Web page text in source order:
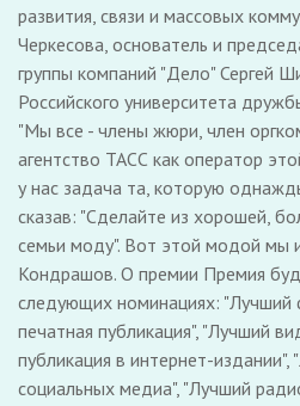
развития, связи и массовых
Черкесова, основатель и
группы компаний "Дело" Сергей
Российского университета
"Мы все - члены жюри, член
агентство ТАСС как оператор
у нас задача та, которую
сказав: "Сделайте из хорошей,
семьи моду". Вот этой модой мы
Кондрашов. О премии Премия
следующих номинациях: "Лучший
печатная публикация", "Лучший
публикация в интернет-издании",
социальных медиа", "Лучший